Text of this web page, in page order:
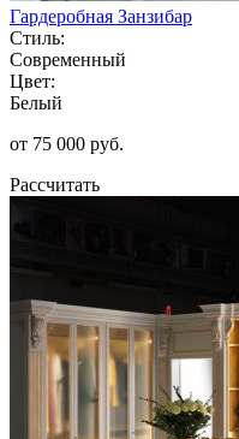
Гардеробная Занзибар
Стиль:
Современный
Цвет:
Белый
от 75 000 руб.
Рассчитать